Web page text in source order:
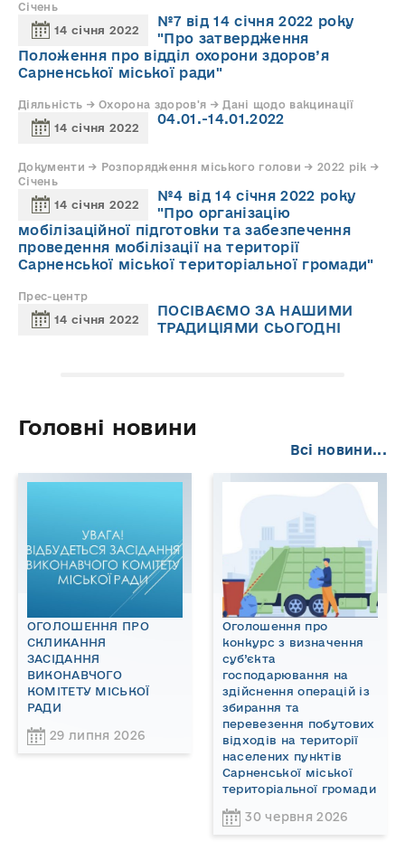
Січень
14 січня 2022
№7 від 14 січня 2022 року
"Про затвердження
Положення про відділ охорони здоров’я
Сарненської міської ради"
Діяльність → Охорона здоров'я → Дані щодо вакцинації
14 січня 2022
04.01.-14.01.2022
Документи → Розпорядження міського голови → 2022 рік →
Січень
14 січня 2022
№4 від 14 січня 2022 року
"Про організацію
мобілізаційної підготовки та забезпечення
проведення мобілізації на території
Сарненської міської територіальної громади"
Прес-центр
14 січня 2022
ПОСІВАЄМО ЗА НАШИМИ
ТРАДИЦІЯМИ СЬОГОДНІ
Головні новини
Всі новини...
ОГОЛОШЕННЯ ПРО
СКЛИКАННЯ
ЗАСІДАННЯ
ВИКОНАВЧОГО
КОМІТЕТУ МІСЬКОЇ
РАДИ
29 липня 2026
Оголошення про
конкурс з визначення
суб’єкта
господарювання на
здійснення операцій із
збирання та
перевезення побутових
відходів на території
населених пунктів
Сарненської міської
територіальної громади
30 червня 2026